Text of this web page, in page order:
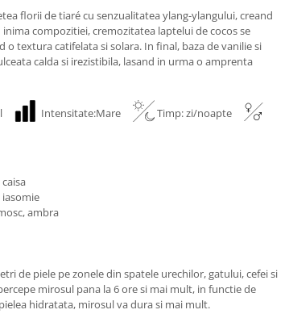
florii de tiaré cu senzualitatea ylang-ylangului, creand
compozitiei, cremozitatea laptelui de cocos se
textura catifelata si solara. In final, baza de vanilie si
calda si irezistibila, lasand in urma o amprenta
Intensitate:Mare
Timp: zi/noapte
iasomie
ambra
de piele pe zonele din spatele urechilor, gatului, cefei si
mirosul pana la 6 ore si mai mult, in functie de
hidratata, mirosul va dura si mai mult.